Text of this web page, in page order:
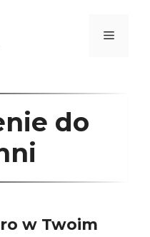
Menu
do
w Twoim